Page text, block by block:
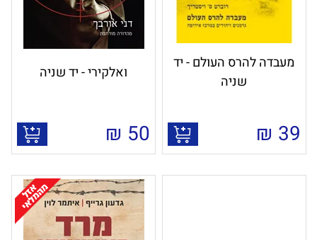
מעבדה להרס העולם - יד
שניה
39
₪
ואלקירי - יד שניה
50
₪